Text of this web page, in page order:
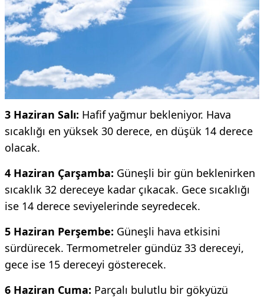
3 Haziran Salı: Hafif yağmur bekleniyor. Hava
sıcaklığı en yüksek 30 derece, en düşük 14 derece
olacak.
4 Haziran Çarşamba: Güneşli bir gün beklenirken
sıcaklık 32 dereceye kadar çıkacak. Gece sıcaklığı
ise 14 derece seviyelerinde seyredecek.
5 Haziran Perşembe: Güneşli hava etkisini
sürdürecek. Termometreler gündüz 33 dereceyi,
gece ise 15 dereceyi gösterecek.
6 Haziran Cuma: Parçalı bulutlu bir gökyüzü